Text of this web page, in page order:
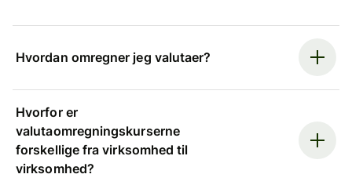
Hvordan omregner jeg valutaer?
Hvorfor er
valutaomregningskurserne
forskellige fra virksomhed til
virksomhed?